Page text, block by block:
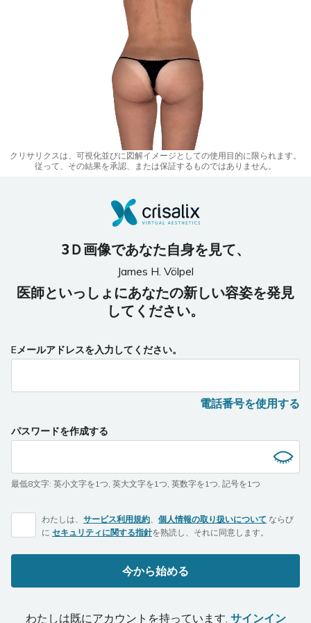
クリサリクスは、可視化並びに図解イメージとしての使用目的に限られます。
従って、その結果を承認、または保証するものではありません。
3Ｄ画像であなた自身を見て、
James H. Völpel
医師といっしょにあなたの新しい容姿を発見
してください。
Eメールアドレスを入力してください。
電話番号を使用する
パスワードを作成する
最低8文字: 英小文字を1つ, 英大文字を1つ, 英数字を1つ, 記号を1つ
わたしは、 サービス利用規約、 個人情報の取り扱いについて ならび
に セキュリティに関する指針を熟読し、それに同意します。
今から始める
わたしは既にアカウントを持っています. サインイン